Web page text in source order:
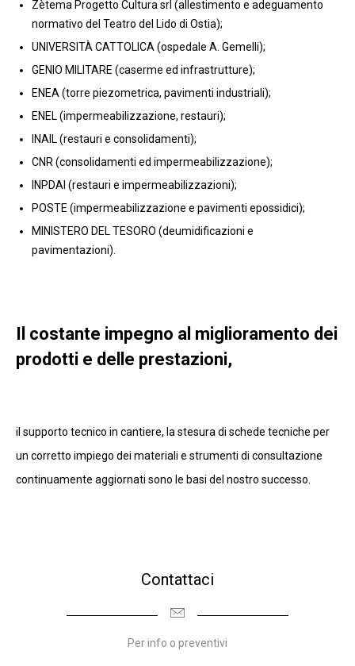
Zètema Progetto Cultura srl (allestimento e adeguamento
normativo del Teatro del Lido di Ostia);
UNIVERSITÀ CATTOLICA (ospedale A. Gemelli);
GENIO MILITARE (caserme ed infrastrutture);
ENEA (torre piezometrica, pavimenti industriali);
ENEL (impermeabilizzazione, restauri);
INAIL (restauri e consolidamenti);
CNR (consolidamenti ed impermeabilizzazione);
INPDAI (restauri e impermeabilizzazioni);
POSTE (impermeabilizzazione e pavimenti epossidici);
MINISTERO DEL TESORO (deumidificazioni e
pavimentazioni).
Il costante impegno al miglioramento dei
prodotti e delle prestazioni,
il supporto tecnico in cantiere, la stesura di schede tecniche per
un corretto impiego dei materiali e strumenti di consultazione
continuamente aggiornati sono le basi del nostro successo.
Contattaci
Per info o preventivi